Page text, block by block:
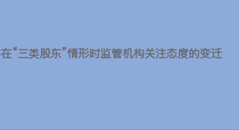
“三类股东”情形时监管机构关注态度的变迁